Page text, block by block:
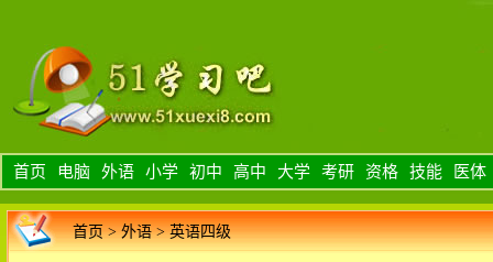
首页 电脑 外语 小学 初中 高中 大学 考研 资格 技能 医体
首页>外语>英语四级